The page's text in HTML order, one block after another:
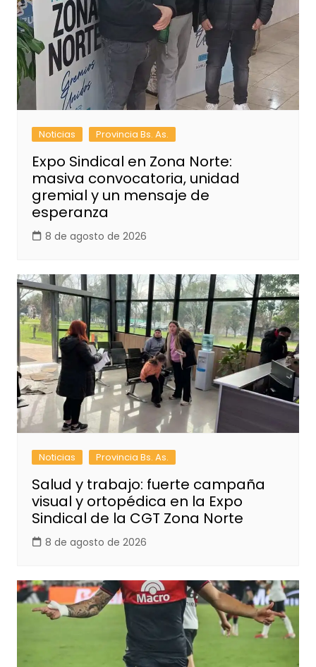
Noticias Provincia Bs. As.
Expo Sindical en Zona Norte:
masiva convocatoria, unidad
gremial y un mensaje de
esperanza
8 de agosto de 2026
Noticias Provincia Bs. As.
Salud y trabajo: fuerte campaña
visual y ortopédica en la Expo
Sindical de la CGT Zona Norte
8 de agosto de 2026